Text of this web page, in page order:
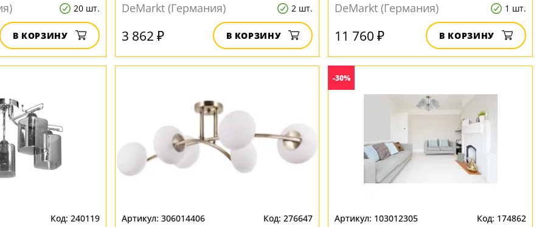
20 шт.
В КОРЗИНУ
DeMarkt (Германия)
2 шт.
3 862 ₽ В КОРЗИНУ
DeMarkt (Германия)
1 шт.
11 760 ₽ В КОРЗИНУ
240119 306014406 276647
-30%
103012305 174862